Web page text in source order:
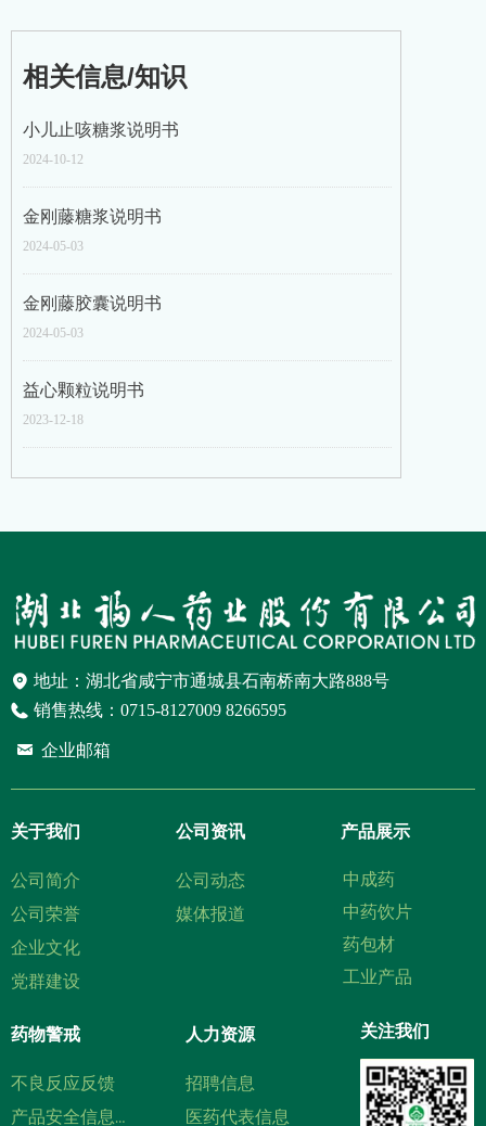
相关信息/知识
小儿止咳糖浆说明书
2024-10-12
金刚藤糖浆说明书
2024-05-03
金刚藤胶囊说明书
2024-05-03
益心颗粒说明书
2023-12-18
地址： 湖北省咸宁市通城县石南桥南大路888号
销售热线： 0715-8127009 8266595
关于我们
公司简介
公司荣誉
企业文化
党群建设
公司资讯
公司动态
媒体报道
产品展示
中成药
中药饮片
药包材
工业产品
关注我们
药物警戒
不良反应反馈
产品安全信息展示
招聘信息
医药代表信息
人力资源
낂 企业邮箱